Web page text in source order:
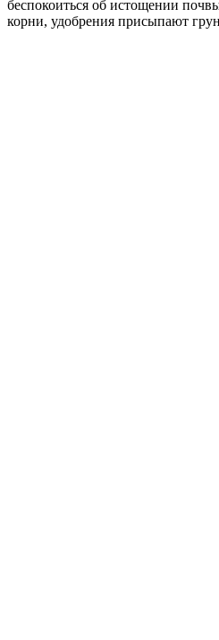
беспокоиться об истощении
корни, удобрения присыпают